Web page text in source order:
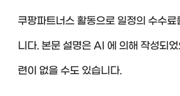
쿠팡파트너스 활동으로 일정의 수수료
니다. 본문 설명은 AI 에 의해 작성되
련이 없을 수도 있습니다.